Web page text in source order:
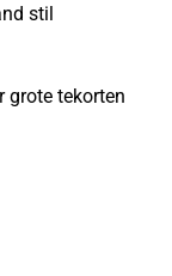
stil
grote tekorten